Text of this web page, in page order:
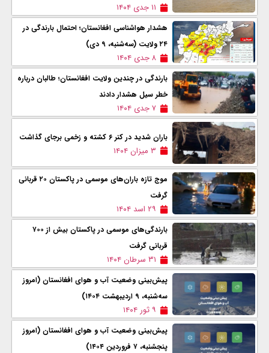
۱۱ جدی ۱۴۰۴
هشدار هواشناسی افغانستان؛ احتمال بارندگی در
۲۴ ولایت (سه‌شنبه، ۹ دی)
۸ جدی ۱۴۰۴
بارندگی در چندین ولایت افغانستان؛ طالبان درباره
خطر سیل هشدار دادند
۷ جدی ۱۴۰۴
باران شدید در کنر ۶ کشته و زخمی برجای گذاشت
۳ میزان ۱۴۰۴
موج تازه‌ باران‌های موسمی در پاکستان ۲۰ قربانی
گرفت
۲۹ اسد ۱۴۰۴
بارندگی‌های موسمی در پاکستان بیش از ۷٠٠
قربانی گرفت
۳۱ سرطان ۱۴۰۴
پیش‌بینی وضعیت آب و هوای افغانستان (امروز
سه‌شنبه، ۹ اردیبهشت ۱۴۰۴)
۹ ثور ۱۴۰۴
پیش‌بینی وضعیت آب و هوای افغانستان (امروز
پنجشنبه، ۷ فروردین ۱۴۰۴)